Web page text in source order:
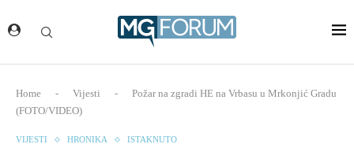
Home - Vijesti -
Požar na zgradi HE na Vrbasu u Mrkonjić Gradu
(FOTO/VIDEO)
VIJESTI HRONIKA ISTAKNUTO